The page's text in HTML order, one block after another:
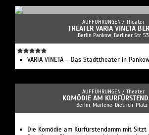
AUFFÜHRUNGEN / Theater
THEATER VARIA VINETA
Berlin Pankow, Berliner Str. 53
VARIA VINETA – Das Stadttheater in
AUFFÜHRUNGEN / Theater
KOMÖDIE AM
Berlin, Marlene-Dietrich-Platz
Die Komödie am Kurfürstendamm mit